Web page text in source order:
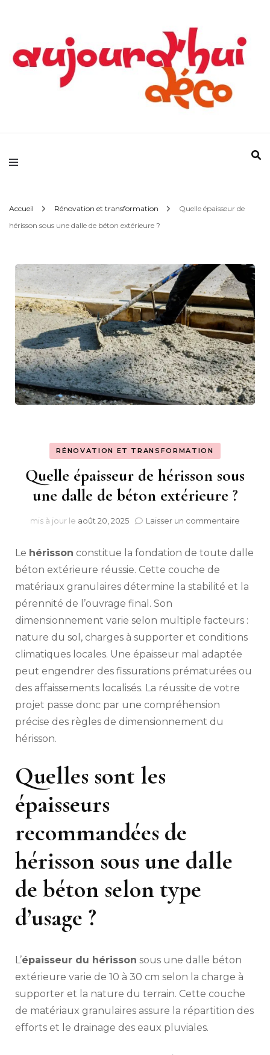
Aujourd'hui Déco
Accueil Rénovation et transformation
Quelle épaisseur de
hérisson sous une dalle de béton extérieure ?
RÉNOVATION ET TRANSFORMATION
Quelle épaisseur de hérisson sous
une dalle de béton extérieure ?
mis à jour le août 20, 2025 Laisser un commentaire
de
sous
une
de
?
Le hérisson constitue la fondation de toute dalle
béton extérieure réussie. Cette couche de
matériaux granulaires détermine la stabilité et la
pérennité de l’ouvrage final. Son
dimensionnement varie selon multiple facteurs :
nature du sol, charges à supporter et conditions
climatiques locales. Une épaisseur mal adaptée
peut engendrer des fissurations prématurées ou
des affaissements localisés. La réussite de votre
projet passe donc par une compréhension
précise des règles de dimensionnement du
hérisson.
Quelles sont les
épaisseurs
recommandées de
hérisson sous une dalle
de béton selon type
d’usage ?
L’épaisseur du hérisson sous une dalle béton
extérieure varie de 10 à 30 cm selon la charge à
supporter et la nature du terrain. Cette couche
de matériaux granulaires assure la répartition des
efforts et le drainage des eaux pluviales.